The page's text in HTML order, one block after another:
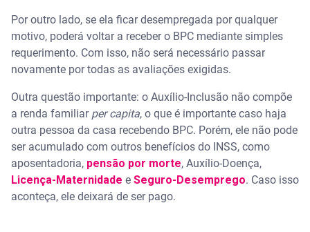
Por outro lado, se ela ficar desempregada por qualquer
motivo, poderá voltar a receber o BPC mediante simples
requerimento. Com isso, não será necessário passar
novamente por todas as avaliações exigidas.
Outra questão importante: o Auxílio-Inclusão não compõe
a renda familiar per capita, o que é importante caso haja
outra pessoa da casa recebendo BPC. Porém, ele não pode
ser acumulado com outros benefícios do INSS, como
aposentadoria, pensão por morte, Auxílio-Doença,
Licença-Maternidade e Seguro-Desemprego. Caso isso
aconteça, ele deixará de ser pago.